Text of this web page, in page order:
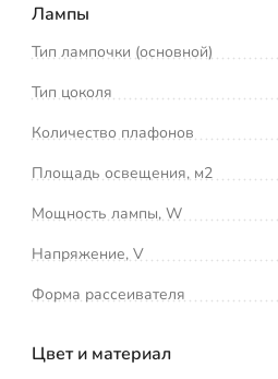
Лампы
Тип лампочки (основной)
Тип цоколя
Количество плафонов
Площадь освещения, м2
Мощность лампы, W
Напряжение, V
Форма рассеивателя
Цвет и материал